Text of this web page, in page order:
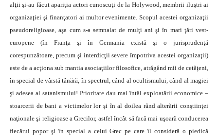
alţii şi-au făcut apariţia actori cunoscuţi de la Holywood, membrii iluştri ai
organizaţiei şi finanţatori ai multor evenimente. Scopul acestei organizaţii
pseudoreligioase, aşa cum s-a semnalat de mulţi ani şi în mari ţări vest-
europene (în Franţa şi în Germania există şi o jurisprudenţă
corespunzătoare, precum şi interdicţii severe împotriva acestei organizaţii)
este de a acţiona sub mantia asociaţiilor filosofice, atrăgând mii de cetăţeni,
în special de vârstă tânără, în spectrul, când al ocultismului, când al magiei
şi adesea al satanismului! Prioritate dau mai întâi exploatării economice –
stoarcerii de bani a victimelor lor şi în al doilea rând alterării conştiinţei
naţionale şi religioase a Grecilor, astfel încât să facă mai uşoară conducerea
fiecărui popor şi în special a celui Grec pe care îl consideră o piedică